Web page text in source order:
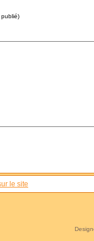
publié)
le site